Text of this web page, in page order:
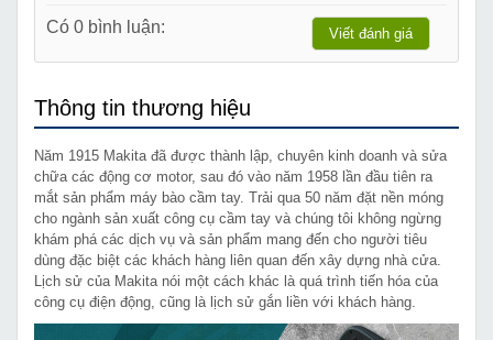
Có 0 bình luận: Viết đánh giá
Thông tin thương hiệu
Năm 1915 Makita đã được thành lập, chuyên kinh doanh và sửa
chữa các động cơ motor, sau đó vào năm 1958 lần đầu tiên ra
mắt sản phẩm máy bào cầm tay. Trải qua 50 năm đặt nền móng
cho ngành sản xuất công cụ cầm tay và chúng tôi không ngừng
khám phá các dịch vụ và sản phẩm mang đến cho người tiêu
dùng đặc biệt các khách hàng liên quan đến xây dựng nhà cửa.
Lịch sử của Makita nói một cách khác là quá trình tiến hóa của
công cụ điện động, cũng là lịch sử gắn liền với khách hàng.